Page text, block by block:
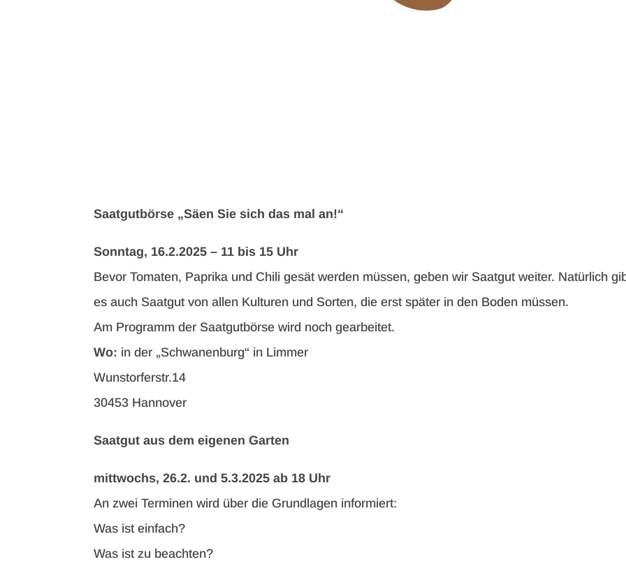
Saatgutbörse „Säen Sie sich das mal an!“
Sonntag, 16.2.2025 – 11 bis 15 Uhr
Bevor Tomaten, Paprika und Chili gesät werden müssen, geben wir Saatgut weiter. Natürlich
es auch Saatgut von allen Kulturen und Sorten, die erst später in den Boden müssen.
Am Programm der Saatgutbörse wird noch gearbeitet.
Wo: in der „Schwanenburg“ in Limmer
Wunstorferstr.14
30453 Hannover
Saatgut aus dem eigenen Garten
mittwochs, 26.2. und 5.3.2025 ab 18 Uhr
An zwei Terminen wird über die Grundlagen informiert:
Was ist einfach?
Was ist zu beachten?